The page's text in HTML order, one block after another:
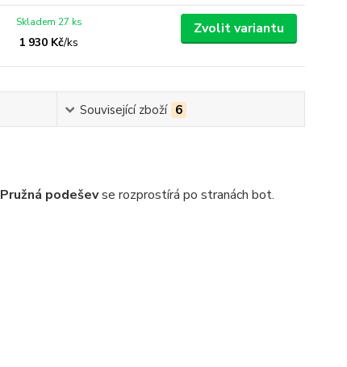
1 930 Kč/ks
Skladem 27 ks Zvolit variantu
Související zboží 6
Pružná podeševse rozprostírá po stranách bot.